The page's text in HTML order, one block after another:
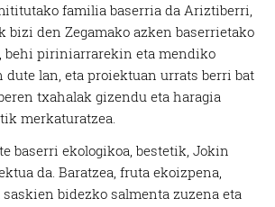
familia baserria da Ariztiberri,
bizi den Zegamako azken baserrietako
behi piriniarrarekin eta mendiko
dute lan, eta proiektuan urrats berri bat
txahalak gizendu eta haragia
merkaturatzea.
baserri ekologikoa, bestetik, Jokin
da. Baratzea, fruta ekoizpena,
bidezko salmenta zuzena eta